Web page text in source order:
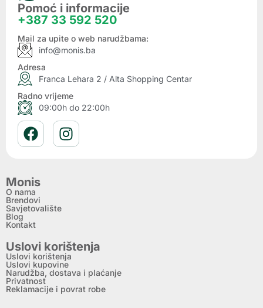
Pomoć i informacije
+387 33 592 520
Mail za upite o web narudžbama:
info@monis.ba
Adresa
Franca Lehara 2 / Alta Shopping Centar
Radno vrijeme
09:00h do 22:00h
Monis
O nama
Brendovi
Savjetovalište
Blog
Kontakt
Uslovi korištenja
Uslovi korištenja
Uslovi kupovine
Narudžba, dostava i plaćanje
Privatnost
Reklamacije i povrat robe